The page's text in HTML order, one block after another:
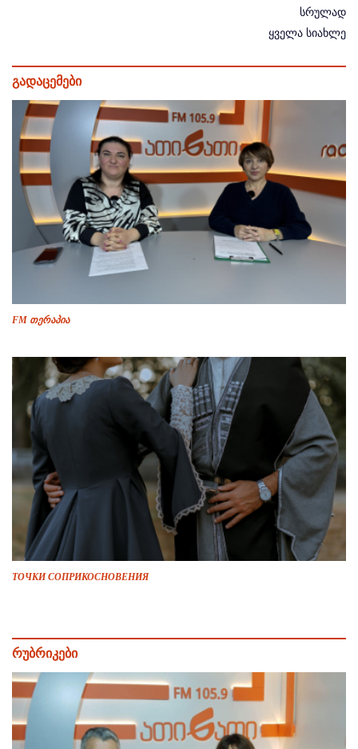
სრულად
ყველა სიახლე
გადაცემები
FM თერაპია
ТОЧКИ СОПРИКОСНОВЕНИЯ
რუბრიკები